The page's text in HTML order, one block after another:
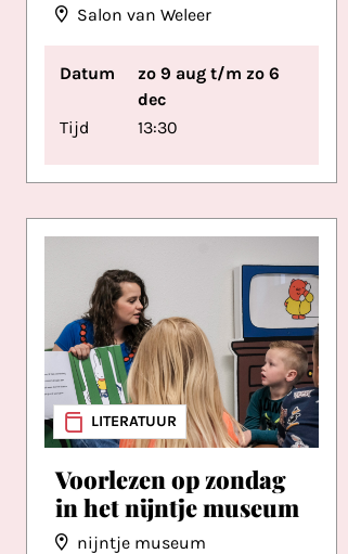
Salon van Weleer
Datum
zo 9 aug t/m zo 6
dec
Tijd
13:30
LITERATUUR
Voorlezen op zondag
in het nijntje museum
nijntje museum